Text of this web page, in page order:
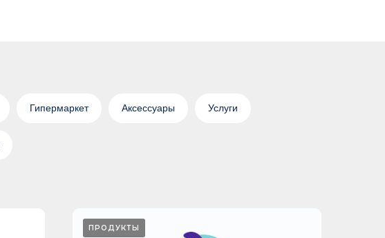
Гипермаркет Аксессуары Услуги
ПРОДУКТЫ